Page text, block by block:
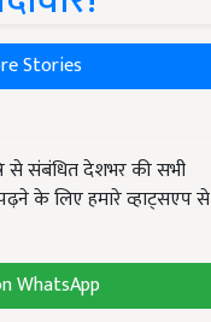
Stories
से संबंधित देशभर की सभी
के लिए हमारे व्हाट्सएप से
WhatsApp